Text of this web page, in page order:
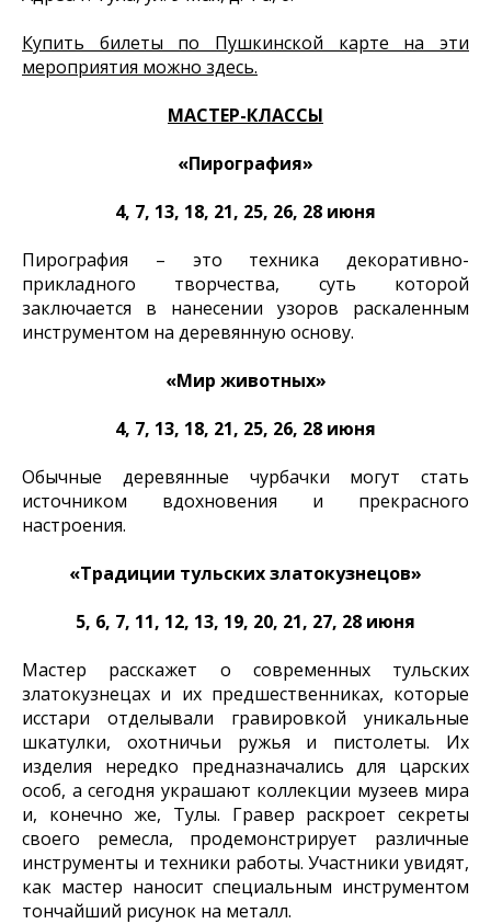
Купить билеты по Пушкинской карте на эти
мероприятия можно здесь.
МАСТЕР-КЛАССЫ
«Пирография»
4, 7, 13, 18, 21, 25, 26, 28 июня
Пирография – это техника декоративно-
прикладного творчества, суть которой
заключается в нанесении узоров раскаленным
инструментом на деревянную основу.
«Мир животных»
4, 7, 13, 18, 21, 25, 26, 28 июня
Обычные деревянные чурбачки могут стать
источником вдохновения и прекрасного
настроения.
«Традиции тульских златокузнецов»
5, 6, 7, 11, 12, 13, 19, 20, 21, 27, 28 июня
Мастер расскажет о современных тульских
златокузнецах и их предшественниках, которые
исстари отделывали гравировкой уникальные
шкатулки, охотничьи ружья и пистолеты. Их
изделия нередко предназначались для царских
особ, а сегодня украшают коллекции музеев мира
и, конечно же, Тулы. Гравер раскроет секреты
своего ремесла, продемонстрирует различные
инструменты и техники работы. Участники увидят,
как мастер наносит специальным инструментом
тончайший рисунок на металл.